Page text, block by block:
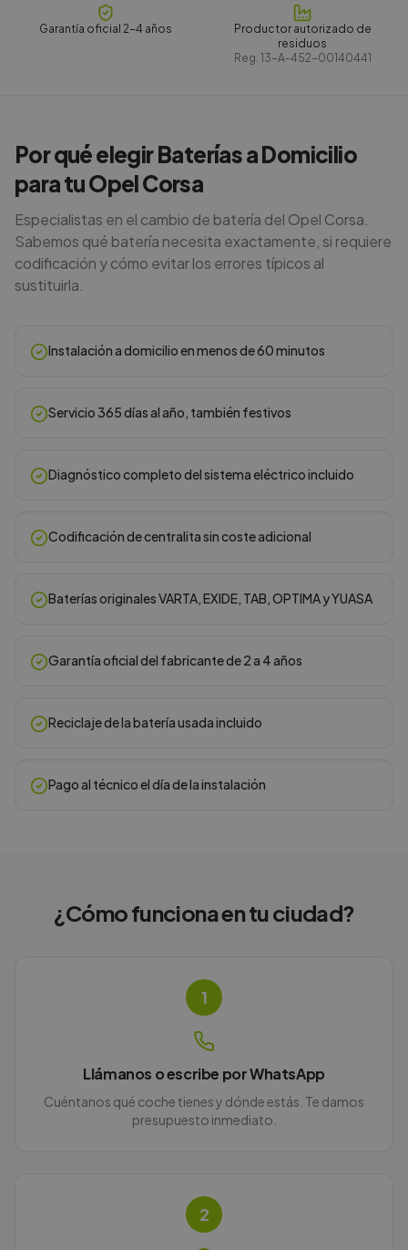
Garantía oficial 2-4 años
Productor autorizado de
residuos
Reg. 13-A-452-00140441
Por qué elegir Baterías a Domicilio
para tu Opel Corsa
Especialistas en el cambio de batería del Opel Corsa.
Sabemos qué batería necesita exactamente, si requiere
codificación y cómo evitar los errores típicos al
sustituirla.
Instalación a domicilio en menos de 60 minutos
Servicio 365 días al año, también festivos
Diagnóstico completo del sistema eléctrico incluido
Codificación de centralita sin coste adicional
Baterías originales VARTA, EXIDE, TAB, OPTIMA y YUASA
Garantía oficial del fabricante de 2 a 4 años
Reciclaje de la batería usada incluido
Pago al técnico el día de la instalación
¿Cómo funciona entu ciudad?
1
Llámanos o escribe por WhatsApp
Cuéntanos qué coche tienes y dónde estás. Te damos
presupuesto inmediato.
2